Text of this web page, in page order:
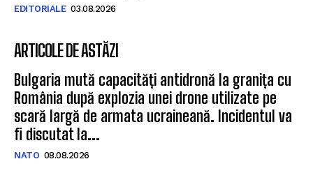
EDITORIALE 03.08.2026
ARTICOLE DE ASTĂZI
Bulgaria mută capacități antidronă la granița cu
România după explozia unei drone utilizate pe
scară largă de armata ucraineană. Incidentul va
fi discutat la...
NATO 08.08.2026